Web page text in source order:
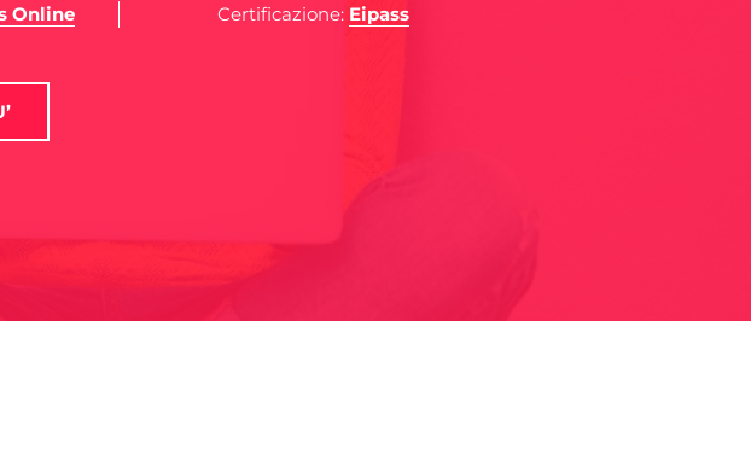
Online Certificazione: Eipass